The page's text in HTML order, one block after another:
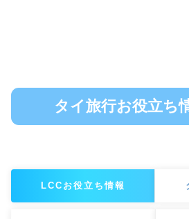
タイ旅行お役立ち
LCCお役立ち情報